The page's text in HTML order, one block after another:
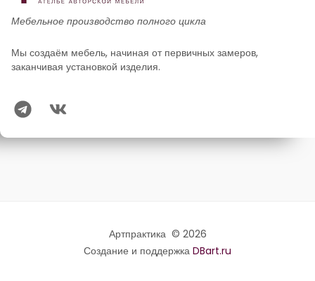
Мебельное производство полного цикла
Мы создаём мебель, начиная от первичных замеров,
заканчивая установкой изделия.
Артпрактика © 2026
Создание и поддержка DBart.ru